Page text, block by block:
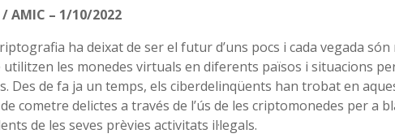
/ AMIC – 1/10/2022
ha deixat de ser el futur d’uns pocs i cada vegada són
utilitzen les monedes virtuals en diferents països i situacions
Des de fa ja un temps, els ciberdelinqüents han trobat en
cometre delictes a través de l’ús de les criptomonedes per a
de les seves prèvies activitats il·legals.